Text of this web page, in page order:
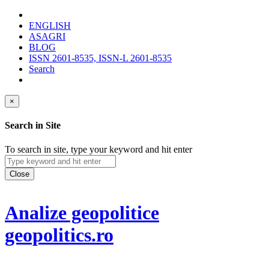
ENGLISH
ASAGRI
BLOG
ISSN 2601-8535, ISSN-L 2601-8535
Search
×
Search in Site
To search in site, type your keyword and hit enter
Close
Analize geopolitice
geopolitics.ro